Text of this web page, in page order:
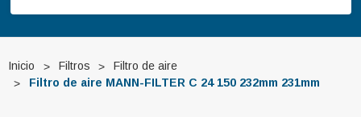
Inicio Filtros
Filtro de aire
Filtro de aire MANN-FILTER C 24 150 232mm 231mm